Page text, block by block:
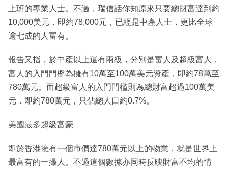
上班的專業人士。不過，瑞信話你知原來只要總財富達到約
10,000美元，即約78,000元，已經是中產人士，更比全球
逾七成的人富有。
報告又指，於中產以上還有兩級，分別是富人及超級富人，
富人的入門門檻為擁有10萬至100萬美元資產，即約78萬至
780萬元。而超級富人的入門門檻則為總財富超過100萬美
元，即約780萬元，只佔總人口約0.7%。
美國最多超級富豪
即於香港擁有一個市價達780萬元以上的物業，就是世界上
最富有的一撮人。不過這個數據亦同時反映財富不均的情